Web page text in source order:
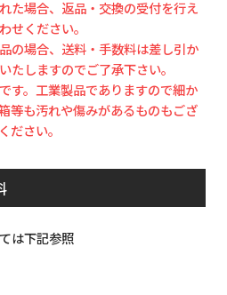
た場合、返品・交換の受付を行え
せください。
の場合、送料・手数料は差し引か
たしますのでご了承下さい。
す。工業製品でありますので細か
等も汚れや傷みがあるものもござ
ださい。
は下記参照